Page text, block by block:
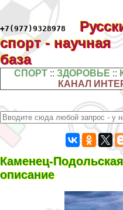
+7(977)9328978
спорт - научная
база
СПОРТ ::ЗДОРОВЬЕ ::
КАНАЛ
Каменец-
описание